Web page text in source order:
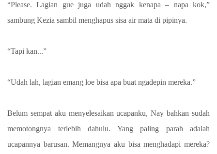
“Please. Lagian gue juga udah nggak kenapa – napa kok,”
sambung Kezia sambil menghapus sisa air mata di pipinya.
“Tapi kan...”
“Udah lah, lagian emang loe bisa apa buat ngadepin mereka.”
Belum sempat aku menyelesaikan ucapanku, Nay bahkan sudah
memotongnya terlebih dahulu. Yang paling parah adalah
ucapannya barusan. Memangnya aku bisa menghadapi mereka?